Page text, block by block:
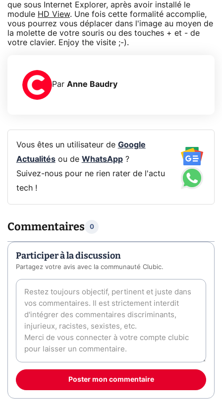
que sous Internet Explorer, après avoir installé le
module HD View. Une fois cette formalité accomplie,
vous pourrez vous déplacer dans l'image au moyen de
la molette de votre souris ou des touches + et - de
votre clavier. Enjoy the visite ;-).
Par Anne Baudry
Vous êtes un utilisateur de Google
Actualitésou de WhatsApp?
Suivez-nous pour ne rien rater de l'actu
tech !
Commentaires 0
Participer à la discussion
Partagez votre avis avec la communauté Clubic.
Poster mon commentaire